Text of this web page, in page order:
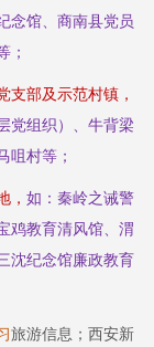
念馆、商南县党员
；
支部及示范村镇，
党组织 ）、牛背梁
咀村等；
， 如：秦岭之诫警
鸡教育清风馆、渭
沈纪念馆廉政教育
旅游信息；西安新